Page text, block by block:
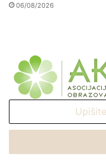
06/08/2026
Email